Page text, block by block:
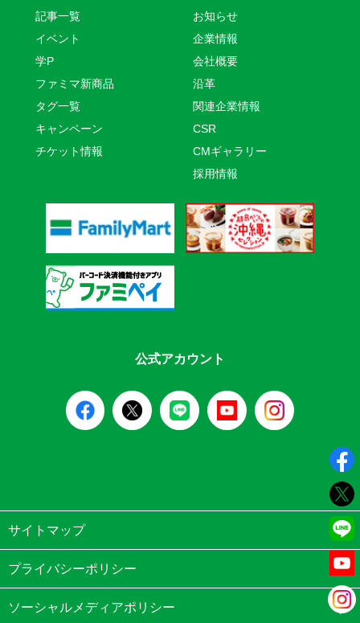
記事一覧
イベント
学P
ファミマ新商品
タグ一覧
キャンペーン
チケット情報
お知らせ
企業情報
会社概要
沿革
関連企業情報
CSR
CMギャラリー
採用情報
公式アカウント
サイトマップ
プライバシーポリシー
ソーシャルメディアポリシー